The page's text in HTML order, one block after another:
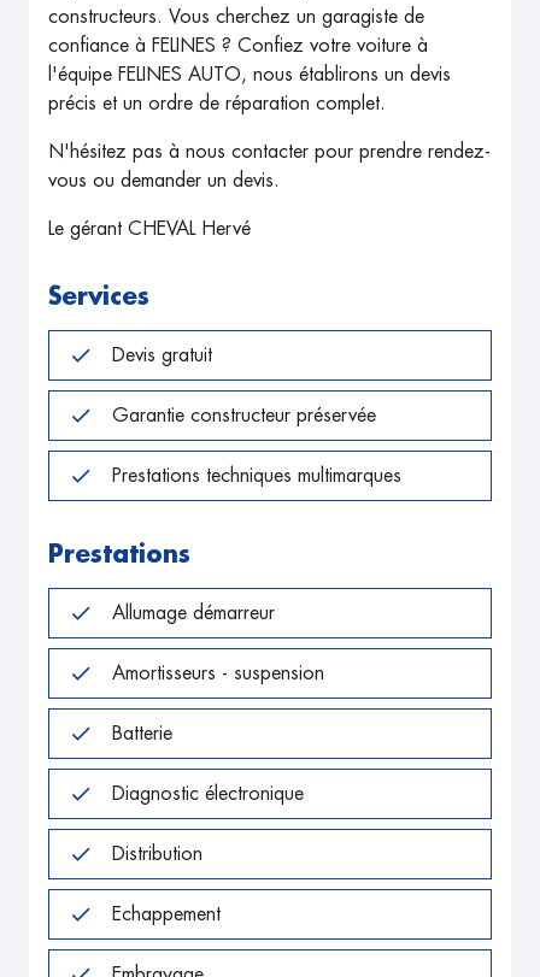
constructeurs. Vous cherchez un garagiste de
confiance à FELINES ? Confiez votre voiture à
l'équipe FELINES AUTO, nous établirons un devis
précis et un ordre de réparation complet.
N'hésitez pas à nous contacter pour prendre rendez-
vous ou demander un devis.
Le gérant CHEVAL Hervé
Services
Devis gratuit
Garantie constructeur préservée
Prestations techniques multimarques
Prestations
Allumage démarreur
Amortisseurs - suspension
Batterie
Diagnostic électronique
Distribution
Echappement